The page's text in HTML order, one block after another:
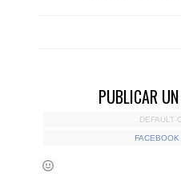
PUBLICAR
DEFAULT
FACEBOOK